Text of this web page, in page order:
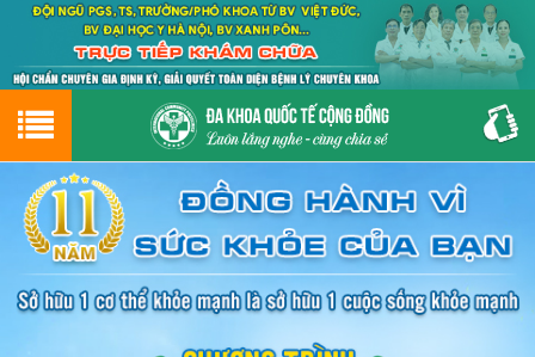
Hotline0243.9656.999tư vấn miễn phí
GIỚI THIỆU
GIỚI THIỆU VỀ PHÒNG KHÁM
CƠ SỞ VẬT CHẤT
ĐẶT HẸN LỊCH KHÁM
ĐƯỜNG TỚI PHÒNG KHÁM